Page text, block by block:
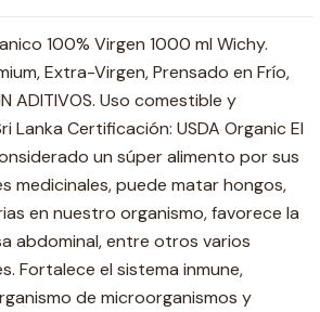
100% Virgen 1000 ml Wichy.
Extra-Virgen, Prensado en Frío,
ADITIVOS. Uso comestible y
Lanka Certificación: USDA Organic El
un súper alimento por sus
medicinales, puede matar hongos,
en nuestro organismo, favorece la
abdominal, entre otros varios
Fortalece el sistema inmune,
de microorganismos y